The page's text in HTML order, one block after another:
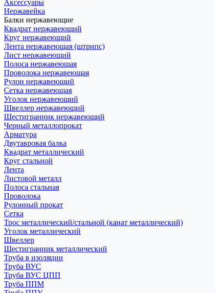
Аксессуары
Нержавейка
Балки нержавеющие
Квадрат нержавеющий
Круг нержавеющий
Лента нержавеющая (штрипс)
Лист нержавеющий
Полоса нержавеющая
Проволока нержавеющая
Рулон нержавеющий
Сетка нержавеющая
Уголок нержавеющий
Швеллер нержавеющий
Шестигранник нержавеющий
Черный металлопрокат
Арматура
Двутавровая балка
Квадрат металлический
Круг стальной
Лента
Листовой металл
Полоса стальная
Проволока
Рулонный прокат
Сетка
Трос металлический/стальной (канат металлический)
Уголок металлический
Швеллер
Шестигранник металлический
Труба в изоляции
Труба ВУС
Труба ВУС ЦПП
Труба ППМ